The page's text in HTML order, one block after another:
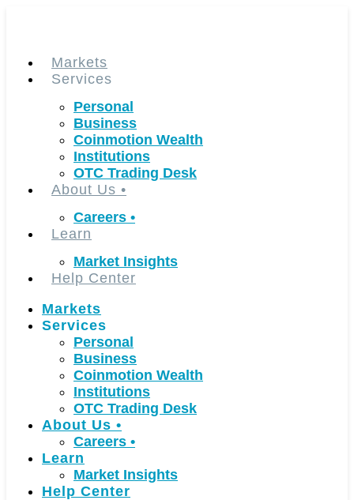
Markets
Services
Personal
Business
Coinmotion Wealth
Institutions
OTC Trading Desk
About Us •
Careers •
Learn
Market Insights
Help Center
Markets
Services
Personal
Business
Coinmotion Wealth
Institutions
OTC Trading Desk
About Us •
Careers •
Learn
Market Insights
Help Center